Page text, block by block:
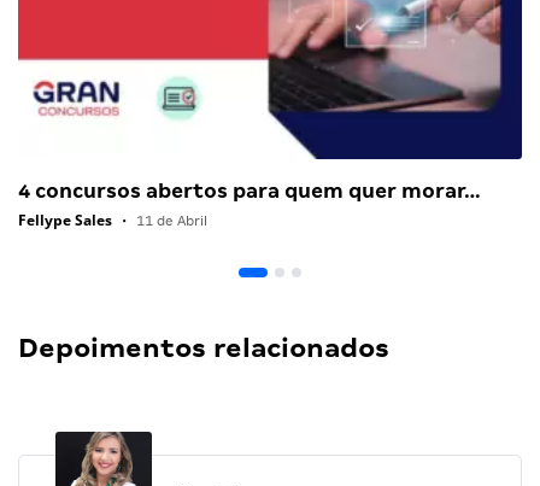
4 concursos abertos para quem quer morar…
Fellype Sales • 11 de Abril
Depoimentos relacionados